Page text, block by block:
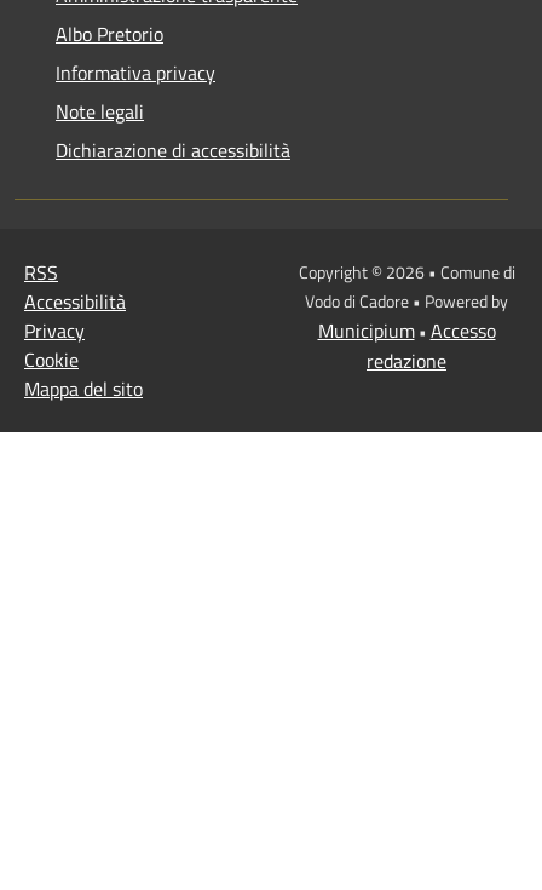
Albo Pretorio
Informativa privacy
Note legali
Dichiarazione di accessibilità
RSS
Accessibilità
Privacy
Cookie
Mappa del sito
Copyright © 2026 • Comune di
Vodo di Cadore • Powered by
Municipium• Accesso
redazione